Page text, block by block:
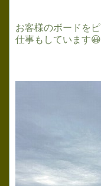
お客様のボードを
仕事もしています😀